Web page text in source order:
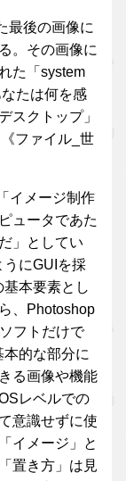
最後の画像に
。その画像に
た「system
たは何を感
スクトップ」
ファイル_世
イメージ制作
ュータであた
」としてい
うにGUIを採
本要素とし
、Photoshop
フトだけで
的な部分に
る画像や機能
レベルでの
意識せずに使
イメージ」と
置き方」は見